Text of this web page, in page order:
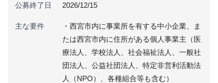
公募終了日 2026/12/15
主な要件
・西宮市内に事業所を有する中小企業、ま
たは西宮市内に住所がある個人事業主（医
療法人、学校法人、社会福祉法人、一般社
団法人、公益社団法人、特定非営利活動法
人（NPO）、各種組合等も含む）